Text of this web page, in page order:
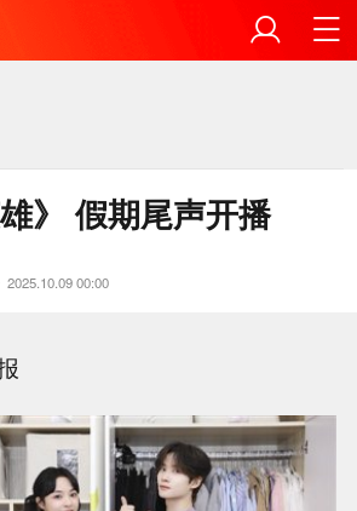
雄》 假期尾声开播
2025.10.09 00:00